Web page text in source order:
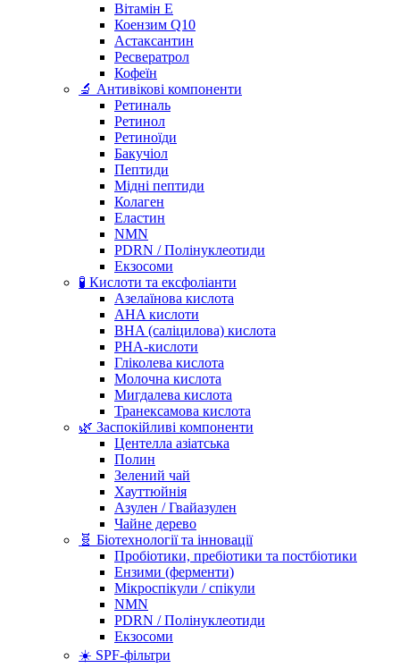
Вітамін Е
Коензим Q10
Астаксантин
Ресвератрол
Кофеїн
🔬 Антивікові компоненти
Ретиналь
Ретинол
Ретиноїди
Бакучіол
Пептиди
Мідні пептиди
Колаген
Еластин
NMN
PDRN / Полінуклеотиди
Екзосоми
🧪 Кислоти та ексфоліанти
Азелаїнова кислота
AHA кислоти
BHA (саліцилова) кислота
PHA-кислоти
Гліколева кислота
Молочна кислота
Мигдалева кислота
Транексамова кислота
🌿 Заспокійливі компоненти
Центелла азіатська
Полин
Зелений чай
Хауттюйнія
Азулен / Гвайазулен
Чайне дерево
🧬 Біотехнології та інновації
Пробіотики, пребіотики та постбіотики
Ензими (ферменти)
Мікроспікули / спікули
NMN
PDRN / Полінуклеотиди
Екзосоми
☀️ SPF-фільтри